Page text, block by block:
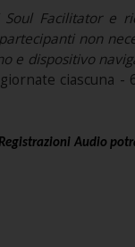
Facilitator e
non
e dispositivo
ciascuna -
Audio